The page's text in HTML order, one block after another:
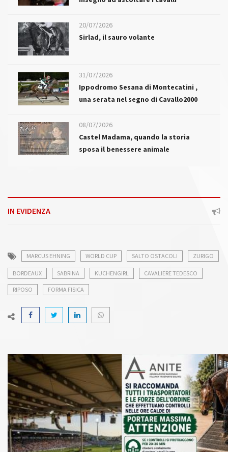
20/07/2026
Sirlad, il sauro volante
31/07/2026
Ippodromo Sesana di Montecatini ,
una serata nel segno di Cavallo2000
08/07/2026
Castel Madama, quando la storia
sposa il benessere animale
IN EVIDENZA
MARCUS EHNING WORLD CUP SALTO OSTACOLI ZURIGO
BORDEAUX SABRINA KUCHENGIRL CAVALIERE TEDESCO
RIPOSO FORMA FISICA